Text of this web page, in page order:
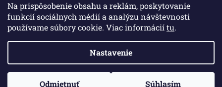
Na prispôsobenie obsahu a reklám, poskytovanie
funkcií sociálnych médií a analýzu návštevnosti
používame súbory cookie. Viac informáciítu.
Nastavenie
Odmietnuť Súhlasím
ZO ZDRAVOTNÝCH DÔVODOV BUDÚ VAŠE OBJEDNÁVKY
Copyright 2026HEMI Elektro. Všetky práva vyhradené.
Upraviť nastavenie cookies
Informácie pre vás